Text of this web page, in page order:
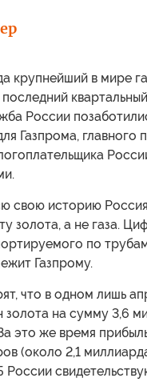
крупнейший в мире
России
Газпрома, главного
свою историю
золота, а не газа.
по
Газпрому.
что в одном лишь
золота на сумму 3,6
это же время
(около 2,1